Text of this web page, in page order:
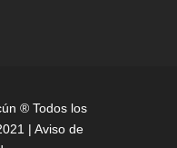
® Todos los
| Aviso de